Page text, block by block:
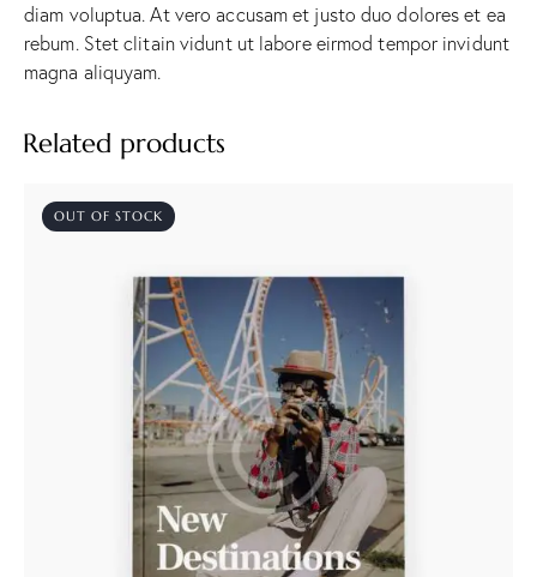
diam voluptua. At vero accusam et justo duo dolores et ea
rebum. Stet clitain vidunt ut labore eirmod tempor invidunt
magna aliquyam.
Related products
OUT OF STOCK